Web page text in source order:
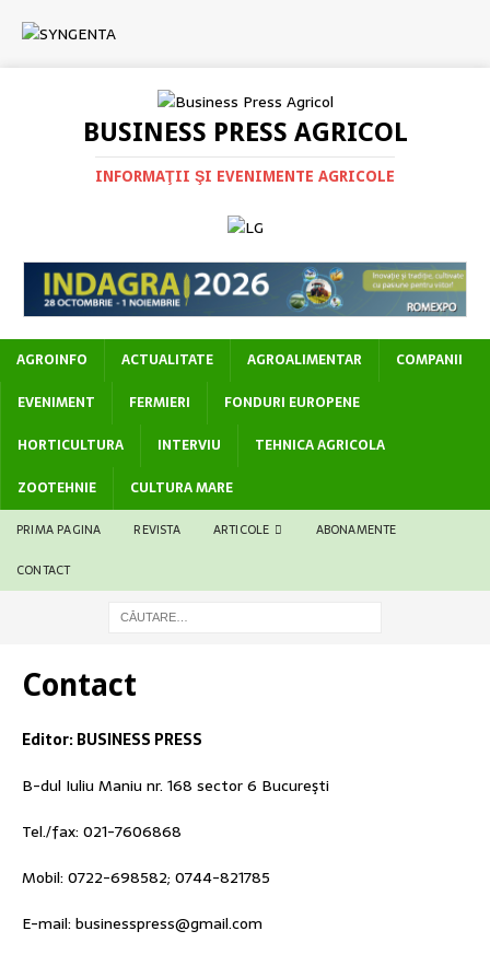
BUSINESS PRESS AGRICOL
INFORMAŢII ŞI EVENIMENTE AGRICOLE
AGROINFO ACTUALITATE AGROALIMENTAR
COMPANII
EVENIMENT
FERMIERI
FONDURI EUROPENE
HORTICULTURA
INTERVIU
TEHNICA AGRICOLA
ZOOTEHNIE
CULTURA MARE
PRIMA PAGINA REVISTA ARTICOLE ABONAMENTE
CONTACT
Contact
Editor: BUSINESS PRESS
B-dul Iuliu Maniu nr. 168 sector 6 Bucureşti
Tel./fax: 021-7606868
Mobil: 0722-698582; 0744-821785
E-mail: businesspress@gmail.com